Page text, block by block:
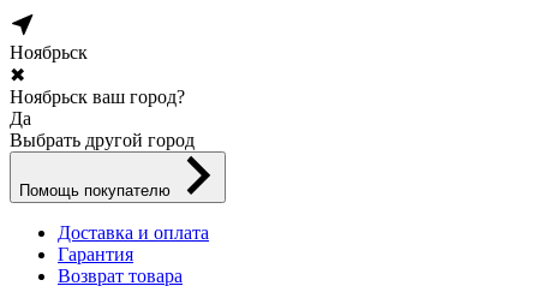
Ноябрьск
✖
Ноябрьск ваш город?
Да
Выбрать другой город
Помощь покупателю
Доставка и оплата
Гарантия
Возврат товара